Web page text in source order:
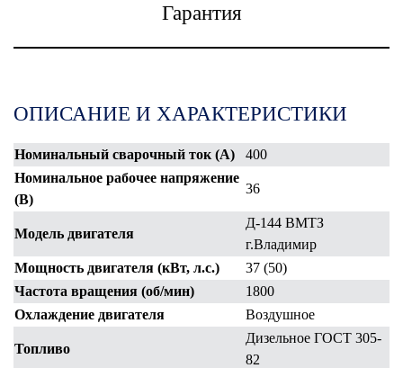
Гарантия
ОПИСАНИЕ И ХАРАКТЕРИСТИКИ
Номинальный сварочный ток (А)
400
Номинальное рабочее напряжение
(В)
36
Модель двигателя
Д-144 ВМТЗ
г.Владимир
Мощность двигателя (кВт, л.с.)
37 (50)
Частота вращения (об/мин)
1800
Охлаждение двигателя
Воздушное
Топливо
Дизельное ГОСТ 305-
82